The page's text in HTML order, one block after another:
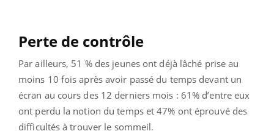
Perte de contrôle
Par ailleurs, 51 % des jeunes ont déjà lâché prise au
moins 10 fois après avoir passé du temps devant un
écran au cours des 12 derniers mois : 61% d’entre eux
ont perdu la notion du temps et 47% ont éprouvé des
difficultés à trouver le sommeil.